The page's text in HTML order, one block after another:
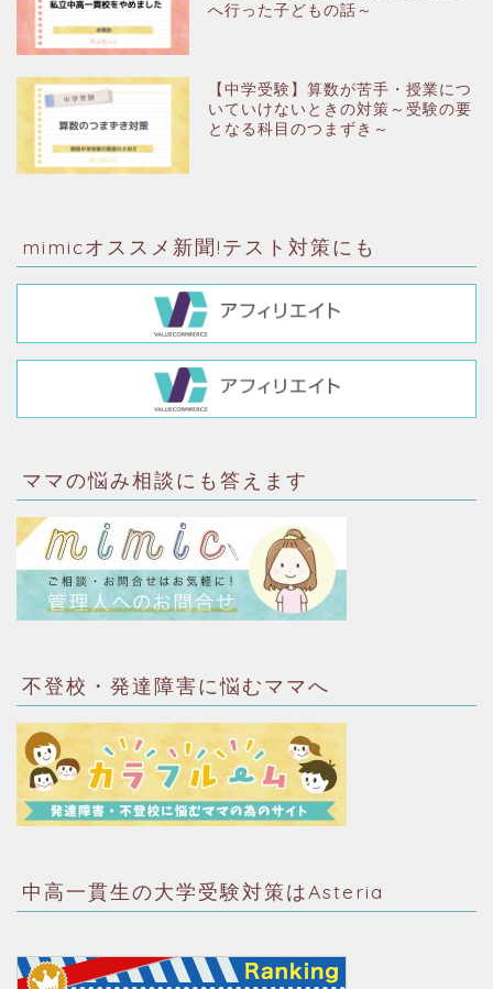
へ行った子どもの話～
【中学受験】算数が苦手・授業につ
いていけないときの対策～受験の要
となる科目のつまずき～
mimicオススメ新聞!テスト対策にも
ママの悩み相談にも答えます
不登校・発達障害に悩むママへ
中高一貫生の大学受験対策はAsteria